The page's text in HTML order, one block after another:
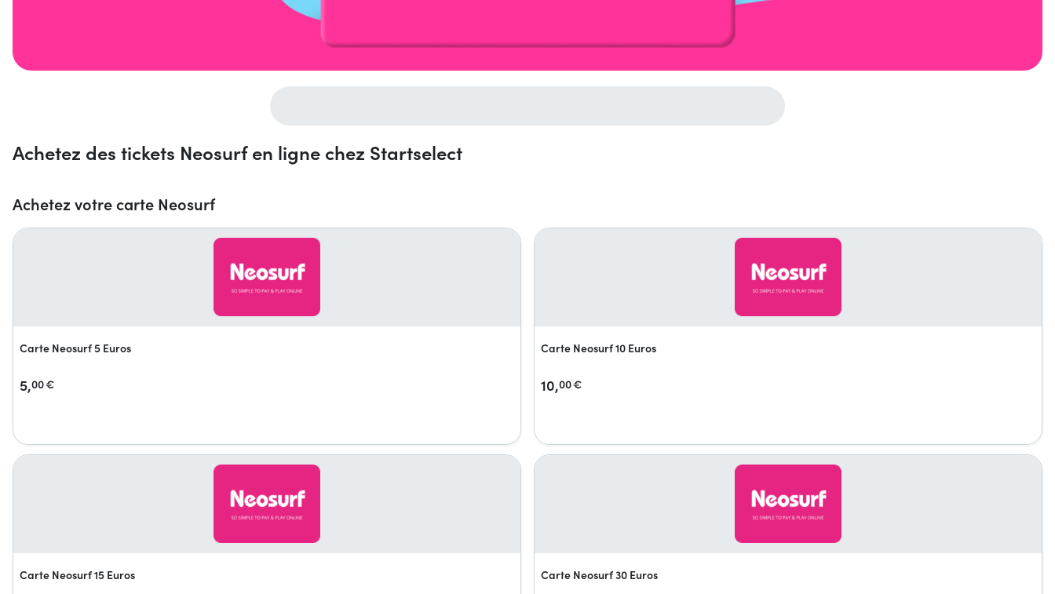
Achetez des tickets Neosurf en ligne chez Startselect
Achetez votre carte Neosurf
Carte Neosurf 5 Euros
5,00€
Carte Neosurf 10 Euros
10,00€
Carte Neosurf 15 Euros Carte Neosurf 30 Euros